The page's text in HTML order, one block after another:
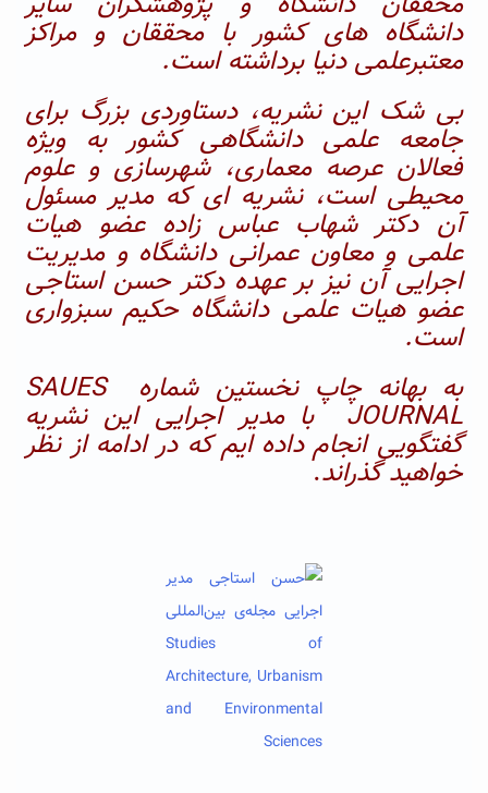
دانشگاه های کشور با محققان و مراکز
معتبرعلمی دنیا برداشته است.
بی شک این نشریه، دستاوردی بزرگ برای
جامعه علمی دانشگاهی کشور به ویژه
فعالان عرصه معماری، شهرسازی و علوم
محیطی است، نشریه ای که مدیر مسئول
آن دکتر شهاب عباس زاده عضو هیات
علمی و معاون عمرانی دانشگاه و مدیریت
اجرایی آن نیز بر عهدهدکتر حسن استاجی
عضو هیات علمی دانشگاه حکیم سبزواری
است.
به بهانه چاپ نخستین شمارهSAUES
JOURNAL با مدیر اجرایی این نشریه
گفتگویی انجام داده ایم که در ادامه از نظر
خواهید گذراند.